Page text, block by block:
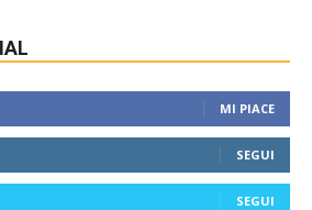
MI PIACE
SEGUI
SEGUI